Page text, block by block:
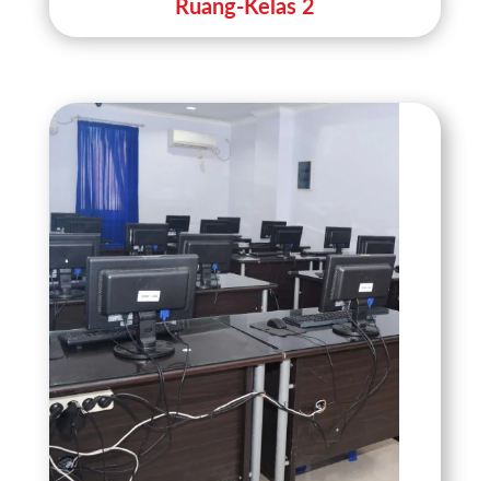
Ruang-Kelas 2